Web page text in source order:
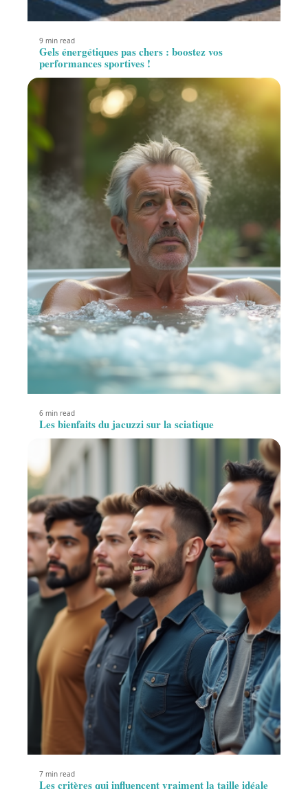
9 min read
Gels énergétiques pas chers : boostez vos
performances sportives !
6 min read
Les bienfaits du jacuzzi sur la sciatique
7 min read
Les critères qui influencent vraiment la taille idéale